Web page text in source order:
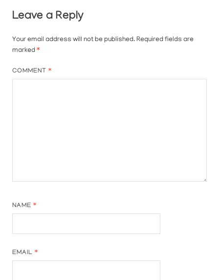
Leave a Reply
Your email address will not be published. Required fields are
marked *
COMMENT*
NAME*
EMAIL*